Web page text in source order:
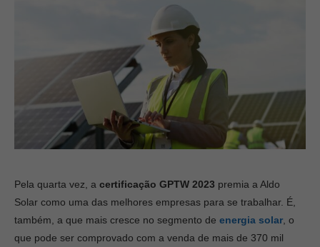
Pela quarta vez, a certificação GPTW 2023 premia a Aldo
Solar como uma das melhores empresas para se trabalhar. É,
também, a que mais cresce no segmento de energia solar , o
que pode ser comprovado com a venda de mais de 370 mil